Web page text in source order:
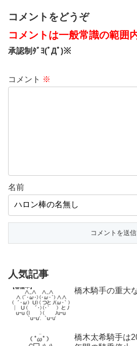
コメントをどうぞ
コメントは一般常識の範囲
承認制ﾀﾞﾖ(ﾟДﾟ)※
コメント ※
名前
人気記事
橋木騎手の重大
橋木太希騎手は